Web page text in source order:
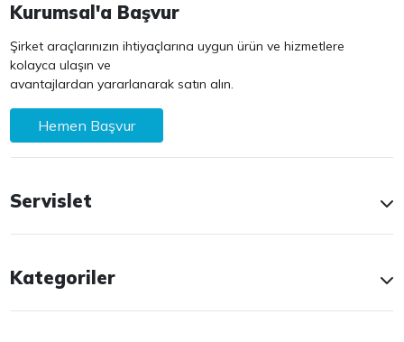
Kurumsal'a Başvur
Şirket araçlarınızın ihtiyaçlarına uygun ürün ve hizmetlere
kolayca ulaşın ve
avantajlardan yararlanarak satın alın.
Hemen Başvur
Servislet
Kategoriler